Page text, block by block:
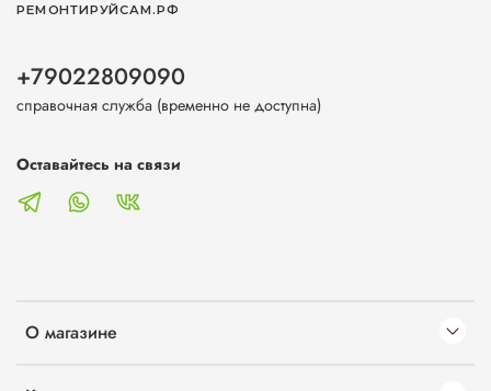
О магазине
РЕМОНТИРУЙСАМ.РФ
+79022809090
справочная служба (временно не доступна)
Оставайтесь на связи